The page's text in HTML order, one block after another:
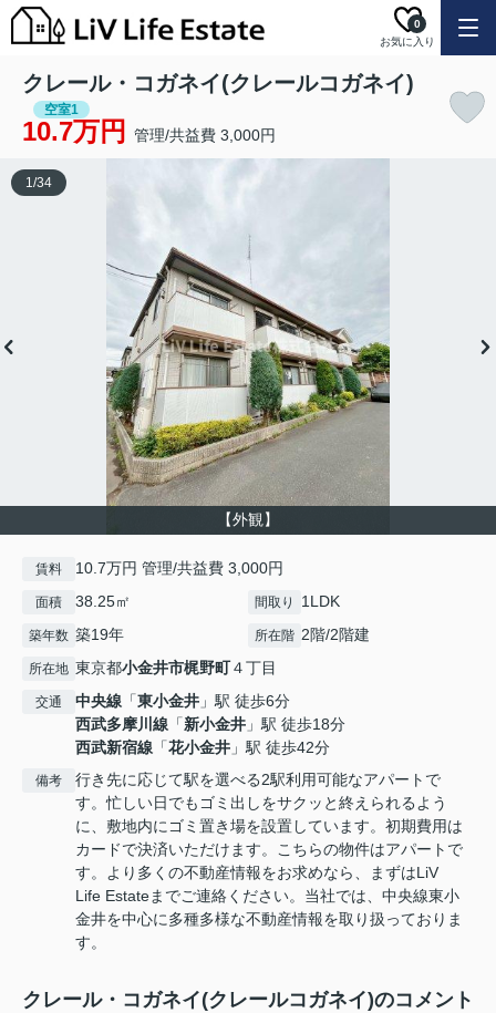
お気に入り
0
クレール・コガネイ(クレールコガネイ)
空室1
10.7万円 管理/共益費 3,000円
【外観】
1/34
賃料 10.7万円 管理/共益費 3,000円
面積 38.25㎡ 間取り 1LDK
築年数 築19年 所在階 2階/2階建
所在地 東京都小金井市梶野町４丁目
交通 中央線 「東小金井 」駅 徒歩6分
西武多摩川線 「新小金井 」駅 徒歩18分
西武新宿線 「花小金井 」駅 徒歩42分
備考
行き先に応じて駅を選べる2駅利用可能なアパートで
す。忙しい日でもゴミ出しをサクッと終えられるよう
に、敷地内にゴミ置き場を設置しています。初期費用は
カードで決済いただけます。こちらの物件はアパートで
す。より多くの不動産情報をお求めなら、まずはLiV
Life Estateまでご連絡ください。当社では、中央線東小
金井を中心に多種多様な不動産情報を取り扱っておりま
す。
クレール・コガネイ(クレールコガネイ)のコメント